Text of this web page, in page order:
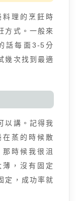
理的烹飪時
方式。一般來
話每面3-5分
幾次找到最適
以講。記得我
蒸的時候散
時候我很沮
，沒有固定
定，成功率就